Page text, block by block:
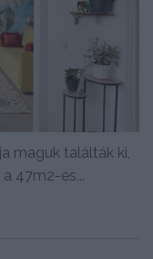
maguk találták ki,
47m2-es...